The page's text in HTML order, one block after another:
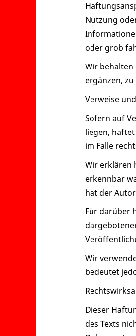
Nutzung
oder grob
Wir behalten
ergänzen,
Verweise
Sofern auf
liegen,
im Falle
Wir erklären
erkennbar
hat der
Für darüber
Wir
bedeutet
Dieser
des Texts